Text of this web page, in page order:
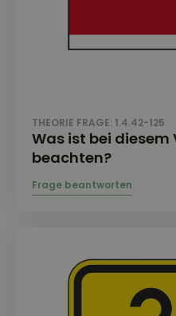
THEORIE FRAGE: 1.4.42-125
Was ist bei diesem
beachten?